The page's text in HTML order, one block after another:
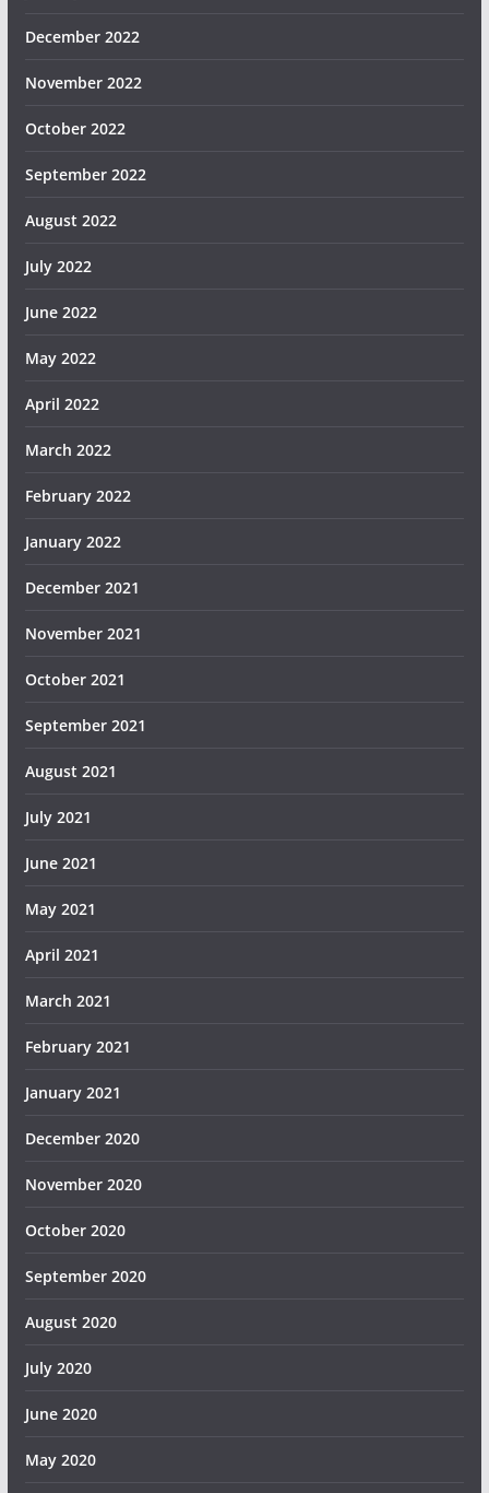
December 2022
November 2022
October 2022
September 2022
August 2022
July 2022
June 2022
May 2022
April 2022
March 2022
February 2022
January 2022
December 2021
November 2021
October 2021
September 2021
August 2021
July 2021
June 2021
May 2021
April 2021
March 2021
February 2021
January 2021
December 2020
November 2020
October 2020
September 2020
August 2020
July 2020
June 2020
May 2020